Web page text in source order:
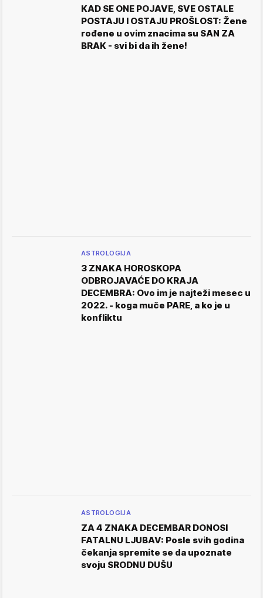
KAD SE ONE POJAVE, SVE OSTALE
POSTAJU I OSTAJU PROŠLOST: Žene
rođene u ovim znacima su SAN ZA
BRAK - svi bi da ih žene!
ASTROLOGIJA
3 ZNAKA HOROSKOPA
ODBROJAVAĆE DO KRAJA
DECEMBRA: Ovo im je najteži mesec u
2022. - koga muče PARE, a ko je u
konfliktu
ASTROLOGIJA
ZA 4 ZNAKA DECEMBAR DONOSI
FATALNU LJUBAV: Posle svih godina
čekanja spremite se da upoznate
svoju SRODNU DUŠU